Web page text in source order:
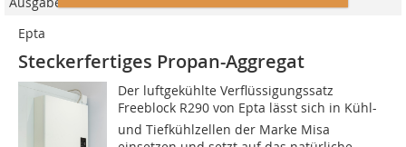
Epta
Steckerfertiges Propan-Aggregat
Der luftgekühlte Verflüssigungssatz
Freeblock R290 von Epta lässt sich in Kühl-
und Tiefkühlzellen der Marke Misa